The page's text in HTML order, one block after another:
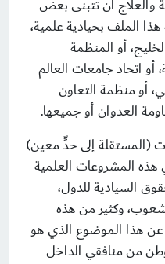
والعلاج أن تتبنى بعض
الملف بحيادية علمية،
أو المنظمة
أو اتحاد جامعات العالم
أو منظمة التعاون
العدوان أو جميعها.
إلى حدٍّ معين)
هذه المشروعات العلمية
السيادية للدول،
وكثير من هذه
عن هذا الموضوع الذي هو
من منافقي الداخل